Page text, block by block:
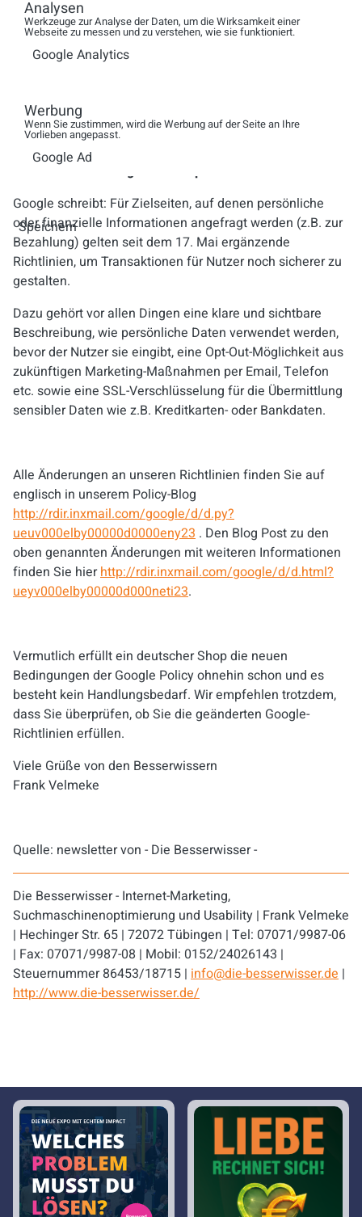
sichtbar sein
denen man vernetzt ist. Man sieht auch nicht, wie bei Typ
1 die Namen der Menschen, die bewertet haben sondern
nur die Anzahl. Weitere Informationen zu den Neuerungen
in derAdWords-Hilfe
Rechtliche Änderungen für Shops
Google schreibt: Für Zielseiten, auf denen persönliche
oder finanzielle Informationen angefragt werden (z.B. zur
Bezahlung) gelten seit dem 17. Mai ergänzende
Richtlinien, um Transaktionen für Nutzer noch sicherer zu
gestalten.
Dazu gehört vor allen Dingen eine klare und sichtbare
Beschreibung, wie persönliche Daten verwendet werden,
bevor der Nutzer sie eingibt, eine Opt-Out-Möglichkeit aus
zukünftigen Marketing-Maßnahmen per Email, Telefon
etc. sowie eine SSL-Verschlüsselung für die Übermittlung
sensibler Daten wie z.B. Kreditkarten- oder Bankdaten.
Alle Änderungen an unseren Richtlinien finden Sie auf
englisch in unserem Policy-Blog
http://rdir.inxmail.com/google/d/d.py?
ueuv000elby00000d0000eny23 . Den Blog Post zu den
oben genannten Änderungen mit weiteren Informationen
finden Sie hierhttp://rdir.inxmail.com/google/d/d.html?
ueyv000elby00000d000neti23.
Vermutlich erfüllt ein deutscher Shop die neuen
Bedingungen der Google Policy ohnehin schon und es
besteht kein Handlungsbedarf. Wir empfehlen trotzdem,
dass Sie überprüfen, ob Sie die geänderten Google-
Richtlinien erfüllen.
Viele Grüße von den Besserwissern
Frank Velmeke
Quelle: newsletter von - Die Besserwisser -
Die Besserwisser - Internet-Marketing,
Suchmaschinenoptimierung und Usability | Frank Velmeke
| Hechinger Str. 65 | 72072 Tübingen | Tel: 07071/9987-06
| Fax: 07071/9987-08 | Mobil: 0152/24026143 |
Steuernummer 86453/18715 | info@die-besserwisser.de |
http://www.die-besserwisser.de/
Analysen
Werkzeuge zur Analyse der Daten, um die Wirksamkeit einer
Webseite zu messen und zu verstehen, wie sie funktioniert.
Google Analytics
Werbung
Wenn Sie zustimmen, wird die Werbung auf der Seite an Ihre
Vorlieben angepasst.
Google Ad
Speichern